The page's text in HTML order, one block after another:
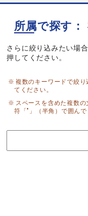
所属で探す：
さらに絞り込みたい場
押してください。
複数のキーワードで絞
てください。
スペースを含めた複数
符「"」（半角）で囲んで